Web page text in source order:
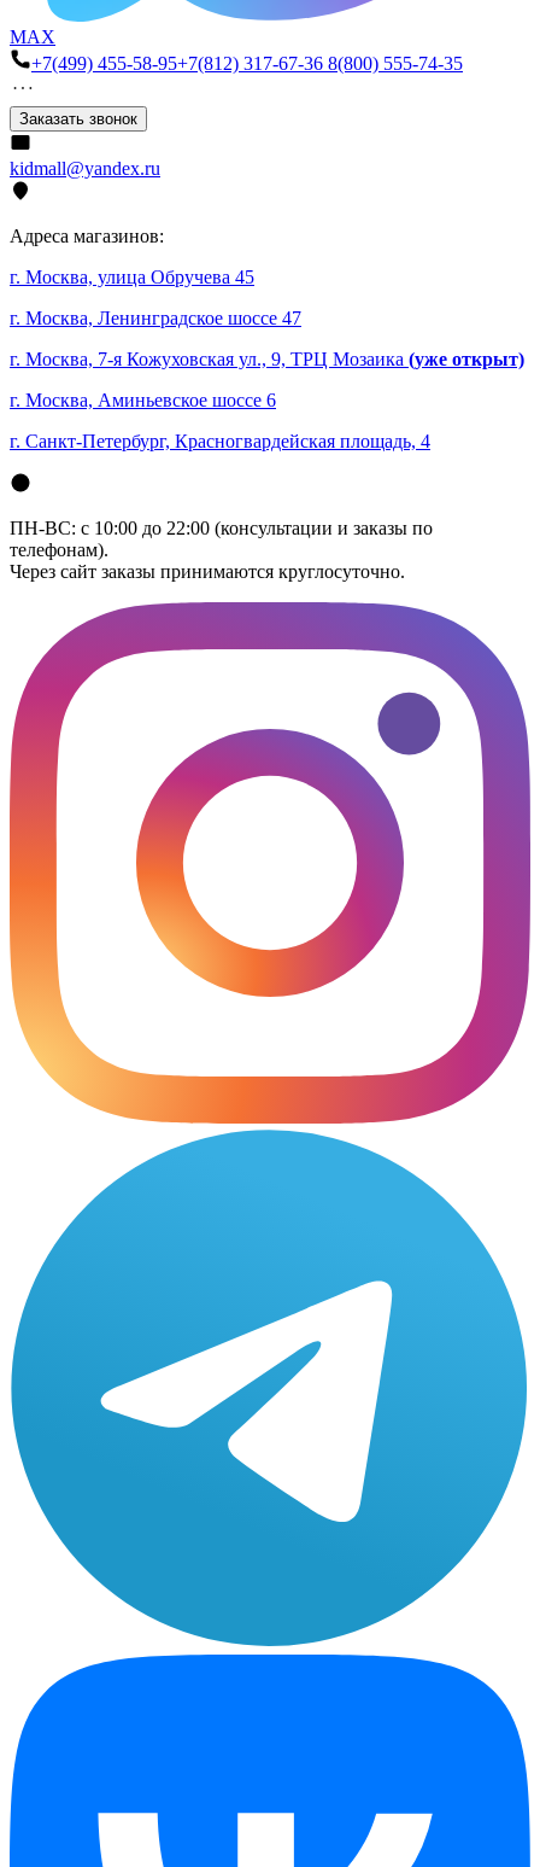
MAX
+7(499) 455-58-95+7(812) 317-67-36 8(800) 555-74-35
Заказать звонок
kidmall@yandex.ru
Адреса магазинов:
г. Москва, улица Обручева 45
г. Москва, Ленинградское шоссе 47
г. Москва, 7-я Кожуховская ул., 9, ТРЦ Мозаика (уже открыт)
г. Москва, Аминьевское шоссе 6
г. Санкт-Петербург, Красногвардейская площадь, 4
ПН-ВС: с 10:00 до 22:00 (консультации и заказы по
телефонам).
Через сайт заказы принимаются круглосуточно.